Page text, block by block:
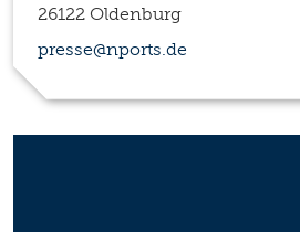
26122 Oldenburg
presse@nports.de